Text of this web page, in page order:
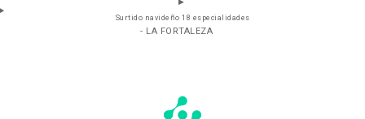
Surtido navideño 18 especialidades
- LA FORTALEZA